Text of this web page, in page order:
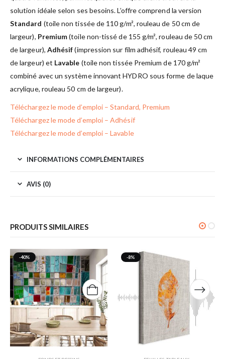
solution idéale selon ses besoins. L’offre comprend la version
Standard (toile non tissée de 110 g/m², rouleau de 50 cm de
largeur), Premium(toile non-tissé de 155 g/m², rouleau de 50 cm
de largeur), Adhésif(impression sur film adhésif, rouleau 49 cm
de largeur) et Lavable (toile non tissée Premium de 170 g/m²
combiné avec un système innovant HYDRO sous forme de laque
acrylique, rouleau 50 cm de largeur).
Téléchargez le mode d’emploi – Standard, Premium
Téléchargez le mode d’emploi – Adhésif
Téléchargez le mode d’emploi – Lavable
INFORMATIONS COMPLÉMENTAIRES
AVIS (0)
PRODUITS SIMILAIRES
-40% -8%